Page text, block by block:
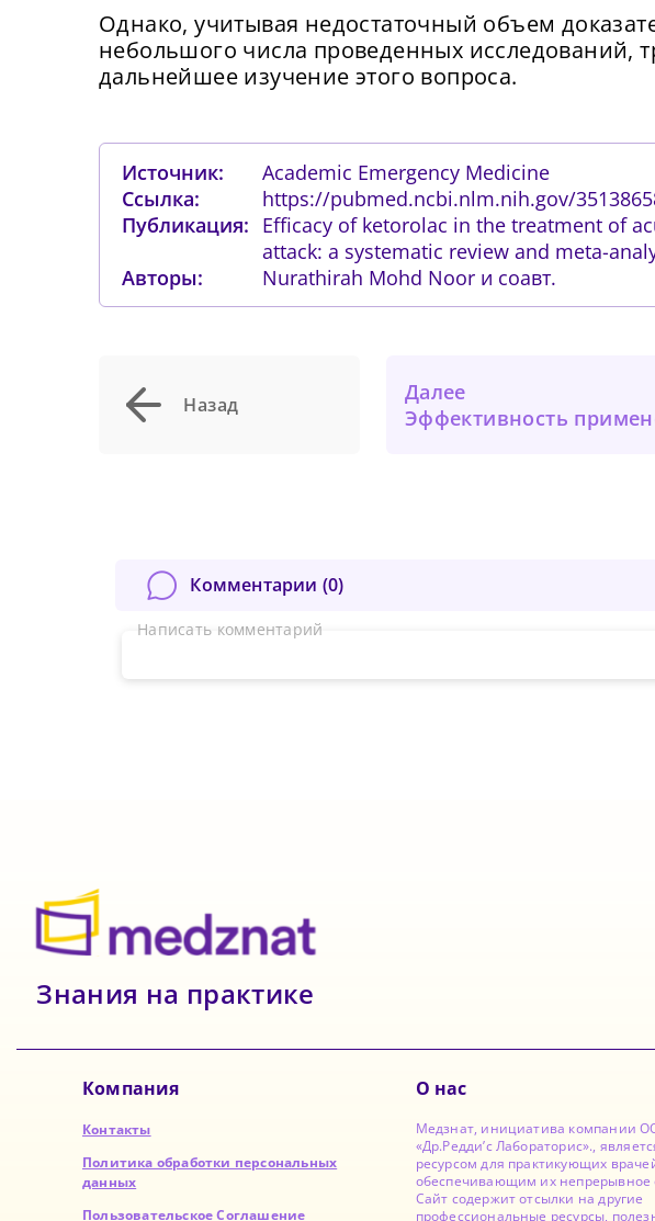
Однако, учитывая недостаточный объем
небольшого числа проведенных исследований,
дальнейшее изучение этого вопроса.
Источник:
Academic Emergency Medicine
Ссылка:
https://pubmed.ncbi.nlm.nih.gov/
Публикация: Efficacy of ketorolac in the treatment of
attack: a systematic review and meta-
Авторы:
Nurathirah Mohd Noor и соавт.
Назад
Далее
Эффективность применения крема на основе оливкового масла для облегчения боли
Комментарии (0)
Написать комментарий
Знания на практике
Компания
Контакты
Политика обработки персональных
данных
Пользовательское Соглашение
О нас
Медзнат, инициатива компании
«Др.Редди’с Лабораторис».,
ресурсом для практикующих
обеспечивающим их непрерывное
Сайт содержит отсылки на другие
профессиональные ресурсы,